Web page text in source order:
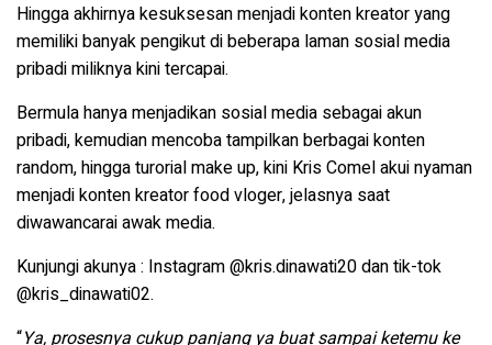
Hingga akhirnya kesuksesan menjadi konten kreator yang
memiliki banyak pengikut di beberapa laman sosial media
pribadi miliknya kini tercapai.
Bermula hanya menjadikan sosial media sebagai akun
pribadi, kemudian mencoba tampilkan berbagai konten
random, hingga turorial make up, kini Kris Comel akui nyaman
menjadi konten kreator food vloger, jelasnya saat
diwawancarai awak media.
Kunjungi akunya : Instagram @kris.dinawati20 dan tik-tok
@kris_dinawati02.
“Ya, prosesnya cukup panjang ya buat sampai ketemu ke